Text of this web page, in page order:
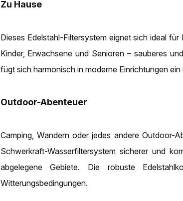
Zu Hause
Dieses Edelstahl-Filtersystem eignet sich ideal
Kinder, Erwachsene und Senioren – sauberes
fügt sich harmonisch in moderne Einrichtungen
Outdoor-Abenteuer
Camping, Wandern oder jedes andere Outdoor-
Schwerkraft-Wasserfiltersystem sicherer und
abgelegene Gebiete. Die robuste
Witterungsbedingungen.